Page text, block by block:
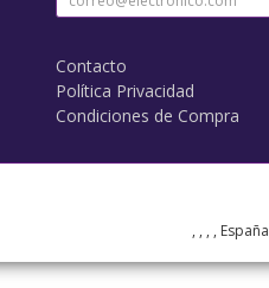
Contacto
Política Privacidad
Condiciones de Compra
, , , ,